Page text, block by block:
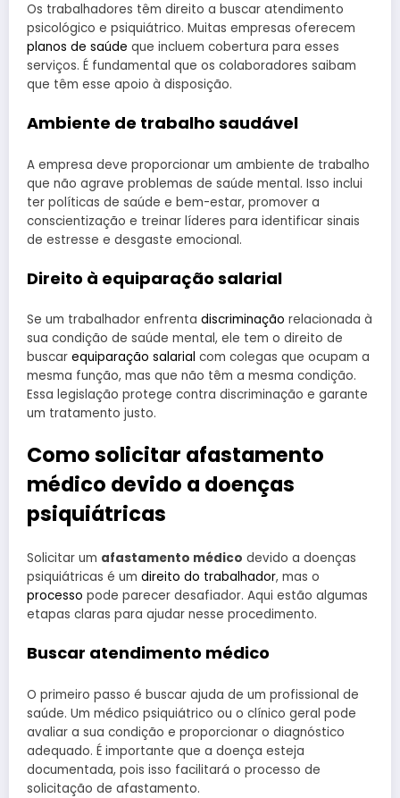
Os trabalhadores têm direito a buscar atendimento
psicológico e psiquiátrico. Muitas empresas oferecem
planos de saúde que incluem cobertura para esses
serviços. É fundamental que os colaboradores saibam
que têm esse apoio à disposição.
Ambiente de trabalho saudável
A empresa deve proporcionar um ambiente de trabalho
que não agrave problemas de saúde mental. Isso inclui
ter políticas de saúde e bem-estar, promover a
conscientização e treinar líderes para identificar sinais
de estresse e desgaste emocional.
Direito à equiparação salarial
Se um trabalhador enfrenta discriminação relacionada à
sua condição de saúde mental, ele tem o direito de
buscar equiparação salarial com colegas que ocupam a
mesma função, mas que não têm a mesma condição.
Essa legislação protege contra discriminação e garante
um tratamento justo.
Como solicitar afastamento
médico devido a doenças
psiquiátricas
Solicitar um afastamento médico devido a doenças
psiquiátricas é um direito do trabalhador, mas o
processo pode parecer desafiador. Aqui estão algumas
etapas claras para ajudar nesse procedimento.
Buscar atendimento médico
O primeiro passo é buscar ajuda de um profissional de
saúde. Um médico psiquiátrico ou o clínico geral pode
avaliar a sua condição e proporcionar o diagnóstico
adequado. É importante que a doença esteja
documentada, pois isso facilitará o processo de
solicitação de afastamento.